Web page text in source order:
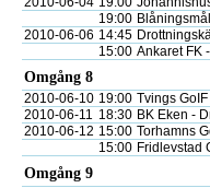
19:00
2010-06-06 14:45
15:00 Ankaret FK
Omgång 8
2010-06-10 19:00 Tvings
2010-06-11 18:30 BK Eken -
2010-06-12 15:00 Torhamns
15:00 Fridlevstad
Omgång 9